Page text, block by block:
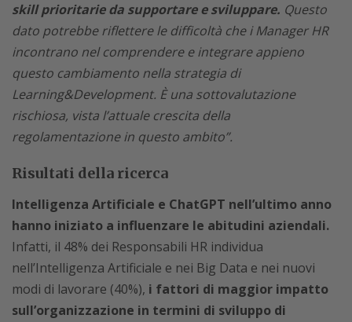
skill prioritarie da supportare e sviluppare. Questo
dato potrebbe riflettere le difficoltà che i Manager HR
incontrano nel comprendere e integrare appieno
questo cambiamento nella strategia di
Learning&Development. È una sottovalutazione
rischiosa, vista l’attuale crescita della
regolamentazione in questo ambito”.
Risultati della ricerca
Intelligenza Artificiale e ChatGPT nell’ultimo anno
hanno iniziato a influenzare le abitudini aziendali.
Infatti, il 48% dei Responsabili HR individua
nell’Intelligenza Artificiale e nei Big Data e nei nuovi
modi di lavorare (40%), i fattori di maggior impatto
sull’organizzazione in termini di sviluppo di